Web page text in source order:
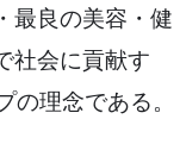
最良の美容・健
社会に貢献す
の理念である。